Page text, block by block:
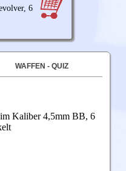
6
WAFFEN - QUIZ
Kaliber 4,5mm BB, 6